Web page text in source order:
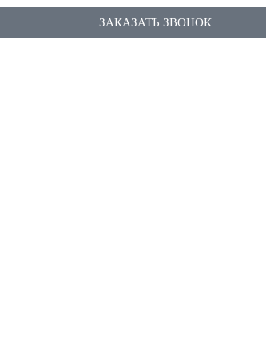
ЗАКАЗАТЬ ЗВОНОК